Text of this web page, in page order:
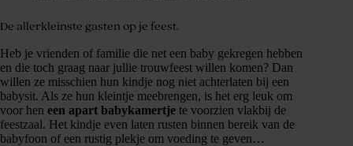
De allerkleinste gasten op je feest.
Heb je vrienden of familie die net een baby gekregen hebben
en die toch graag naar jullie trouwfeest willen komen? Dan
willen ze misschien hun kindje nog niet achterlaten bij een
babysit. Als ze hun kleintje meebrengen, is het erg leuk om
voor hen een apart babykamertje te voorzien vlakbij de
feestzaal. Het kindje even laten rusten binnen bereik van de
babyfoon of een rustig plekje om voeding te geven…